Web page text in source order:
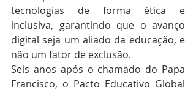
tecnologias de forma ética e
inclusiva, garantindo que o avanço
digital seja um aliado da educação, e
não um fator de exclusão.
Seis anos após o chamado do Papa
Francisco, o Pacto Educativo Global